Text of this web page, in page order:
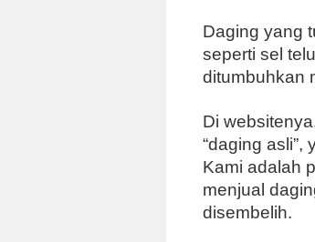
Daging yang
seperti sel
ditumbuhkan
Di
“daging
Kami adalah
menjual
disembelih.